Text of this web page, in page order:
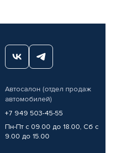
Автосалон (отдел продаж
автомобилей)
+7 949 503-45-55
Пн-Пт с 09.00 до 18.00, Сб с
9.00 до 15.00